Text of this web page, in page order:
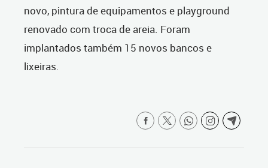
novo, pintura de equipamentos e playground
renovado com troca de areia. Foram
implantados também 15 novos bancos e
lixeiras.